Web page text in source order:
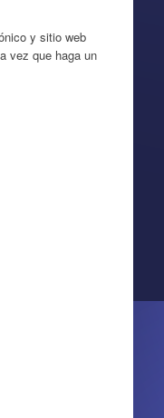
y sitio web
vez que haga un